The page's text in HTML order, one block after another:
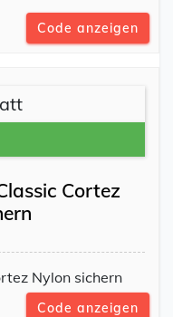
Code anzeigen
Cortez
Nylon sichern
Code anzeigen